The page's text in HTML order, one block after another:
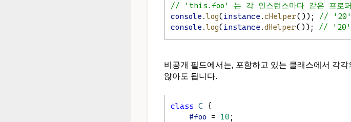
// 'this.foo' 는 각 인스턴스마다 같은 프로퍼
console .log(instance .cHelper()); // '20'
console .log(instance .dHelper()); // '20'
비공개 필드에서는, 포함하고 있는 클래스에서 각
않아도 됩니다.
class C {
#foo = 10 ;